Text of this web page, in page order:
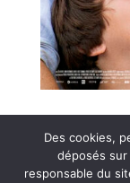
Des cookies,
déposés
responsable du